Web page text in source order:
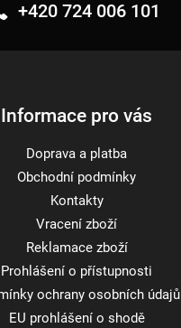
+420 724 006 101
Informace pro vás
Doprava a platba
Obchodní podmínky
Kontakty
Vracení zboží
Reklamace zboží
Prohlášení o přístupnosti
ochrany osobních údajů
EU prohlášení o shodě